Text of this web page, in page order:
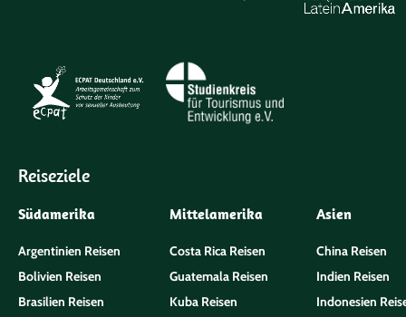
Reiseziele
Südamerika
Argentinien Reisen
Bolivien Reisen
Brasilien Reisen
Mittelamerika
Costa Rica Reisen
Guatemala Reisen
Kuba Reisen
Asien
China Reisen
Indien Reisen
Indonesien